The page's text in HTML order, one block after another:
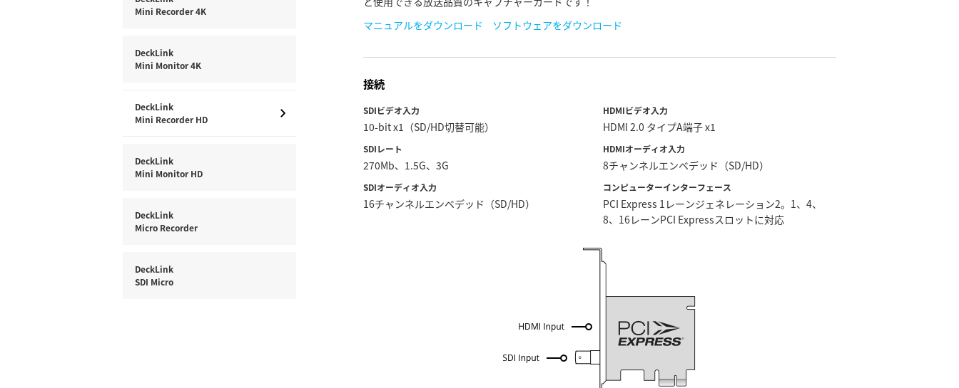
Mini Recorder 4K
DeckLink
Mini Monitor 4K
DeckLink
Mini Recorder HD
DeckLink
Mini Monitor HD
DeckLink
Micro Recorder
DeckLink
SDI Micro
マニュアルをダウンロード
ソフトウェアをダウンロード
接続
SDIビデオ入力
10-bit x1（SD/HD切替可能）
SDIレート
270Mb、1.5G、3G
SDIオーディオ入力
16チャンネルエンベデッド（SD/HD）
HDMIビデオ入力
HDMI 2.0 タイプA端子 x1
HDMIオーディオ入力
8チャンネルエンベデッド（SD/HD）
コンピューターインターフェース
PCI Express 1レーンジェネレーション2。1、4、
8、16レーンPCI Expressスロットに対応